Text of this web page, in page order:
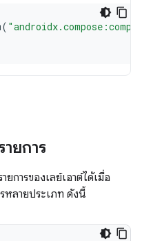
ยการ
การของเลย์เอาต์ได้เมื่อ
รหลายประเภท ดังนี้